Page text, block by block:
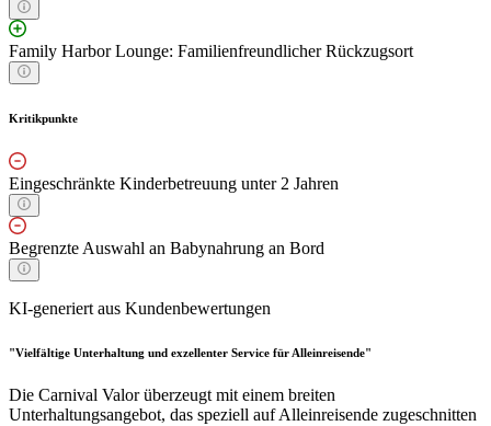
Family Harbor Lounge: Familienfreundlicher Rückzugsort
Kritikpunkte
Eingeschränkte Kinderbetreuung unter 2 Jahren
Begrenzte Auswahl an Babynahrung an Bord
KI-generiert aus Kundenbewertungen
"Vielfältige Unterhaltung und exzellenter Service für Alleinreisende"
Die Carnival Valor überzeugt mit einem breiten
Unterhaltungsangebot, das speziell auf Alleinreisende zugeschnitten